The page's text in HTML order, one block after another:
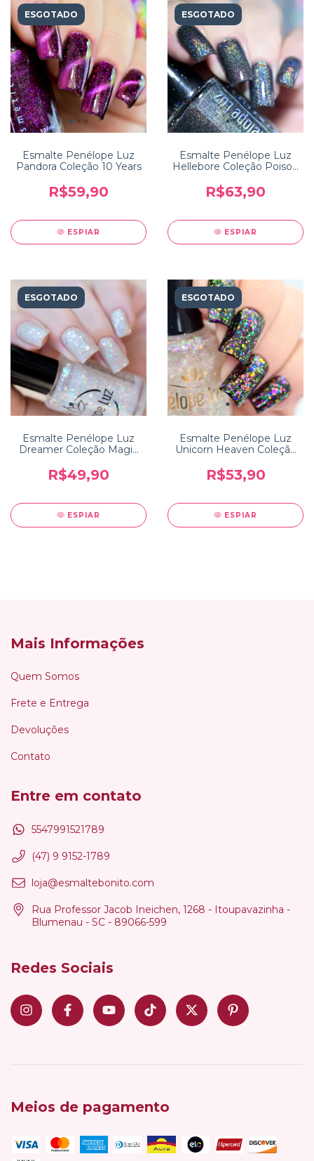
ESGOTADO
Esmalte Penélope Luz
Pandora Coleção 10 Years
R$59,90
ESPIAR
ESGOTADO
Esmalte Penélope Luz
Hellebore Coleção Poison
R$63,90
ESPIAR
ESGOTADO
Esmalte Penélope Luz
Dreamer Coleção Magic
R$49,90
ESPIAR
ESGOTADO
Esmalte Penélope Luz
Unicorn Heaven Coleção
R$53,90
ESPIAR
Mais Informações
Quem Somos
Frete e Entrega
Devoluções
Contato
Entre em contato
5547991521789
(47) 9 9152-1789
loja@esmaltebonito.com
Rua Professor Jacob Ineichen, 1268 - Itoupavazinha -
Blumenau - SC - 89066-599
Redes Sociais
Meios de pagamento